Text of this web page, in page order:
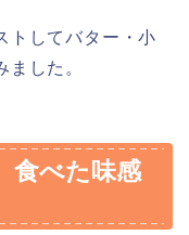
トしてバター・小
した。
べた味感